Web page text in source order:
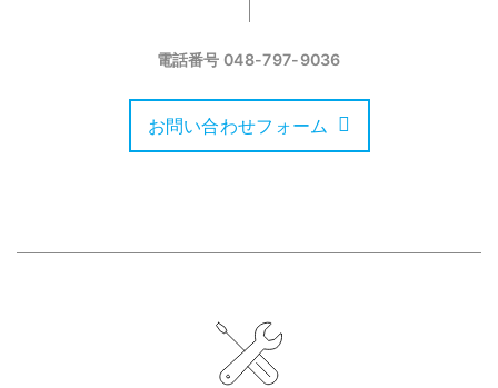
電話番号048-797-9036
お問い合わせフォーム